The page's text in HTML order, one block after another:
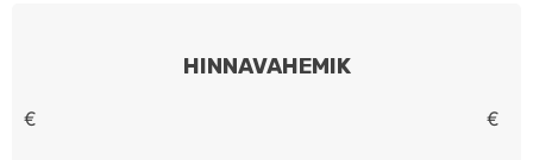
HINNAVAHEMIK
€ €